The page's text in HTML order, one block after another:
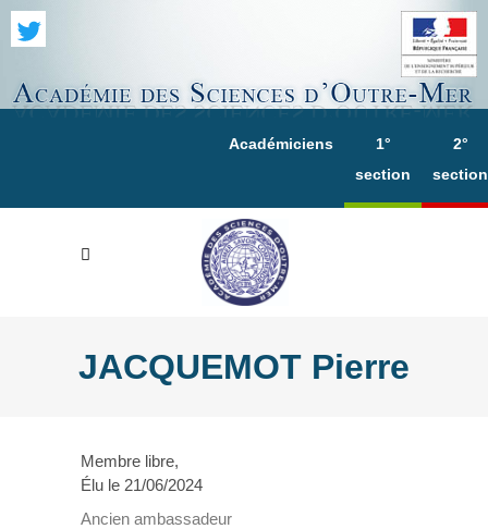
Académiciens
1°
section
2°
section
JACQUEMOT Pierre
Membre libre,
Élu le 21/06/2024
Ancien ambassadeur